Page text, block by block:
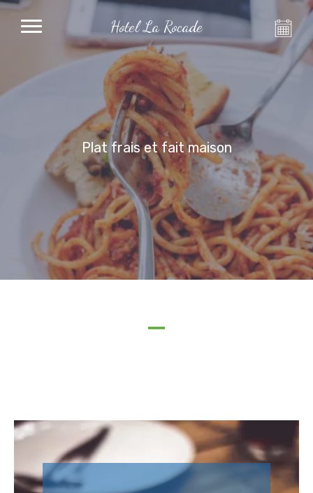
Hotel La Rocade
Plat frais et fait maison